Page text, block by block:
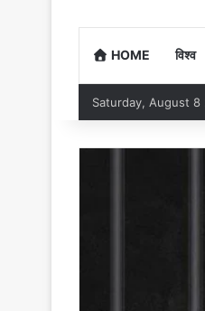
HOME विश्व
Saturday, August 8